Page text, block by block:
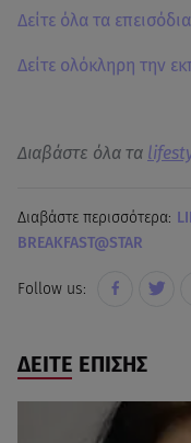
Δείτε όλα τα
Δείτε ολόκληρη την
Διαβάστε όλα τα
Διαβάστε περισσότερα:
BREAKFAST@STAR
Follow us:
ΔΕΙΤΕ ΕΠΙΣΗΣ